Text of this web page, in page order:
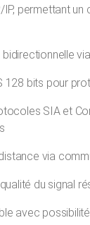
IP, permettant
128 bits pour
SIA et
via
du signal
avec